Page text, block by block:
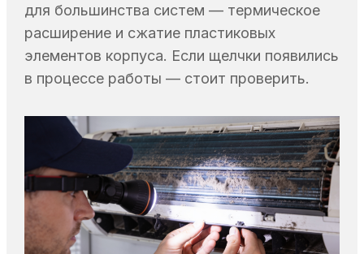
для большинства систем — термическое
расширение и сжатие пластиковых
элементов корпуса. Если щелчки появились
в процессе работы — стоит проверить.